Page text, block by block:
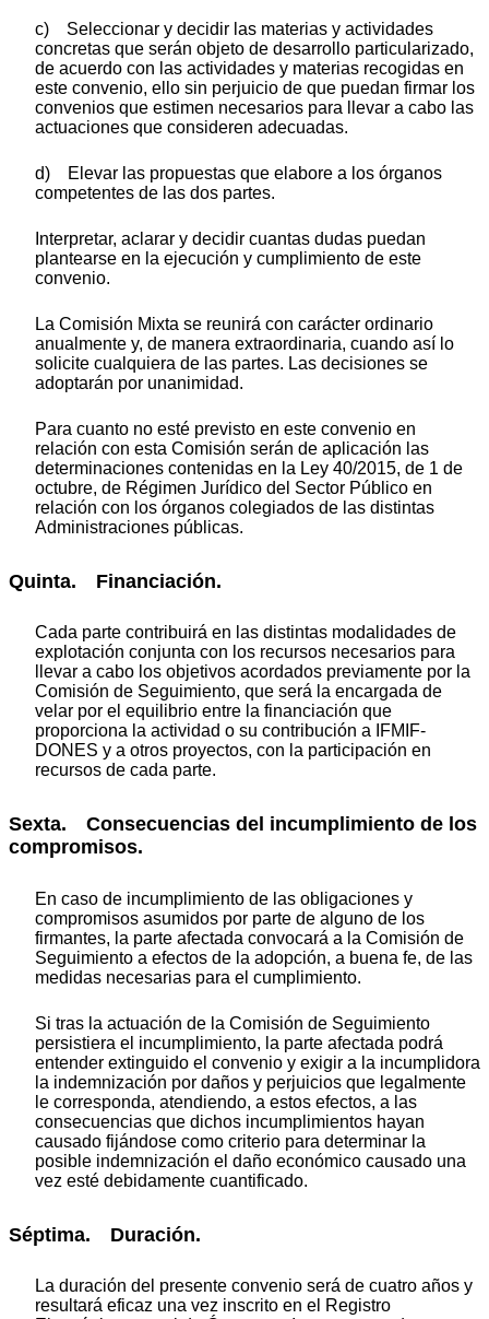
c) Seleccionar y decidir las materias y actividades
concretas que serán objeto de desarrollo particularizado,
de acuerdo con las actividades y materias recogidas en
este convenio, ello sin perjuicio de que puedan firmar los
convenios que estimen necesarios para llevar a cabo las
actuaciones que consideren adecuadas.
d) Elevar las propuestas que elabore a los órganos
competentes de las dos partes.
Interpretar, aclarar y decidir cuantas dudas puedan
plantearse en la ejecución y cumplimiento de este
convenio.
La Comisión Mixta se reunirá con carácter ordinario
anualmente y, de manera extraordinaria, cuando así lo
solicite cualquiera de las partes. Las decisiones se
adoptarán por unanimidad.
Para cuanto no esté previsto en este convenio en
relación con esta Comisión serán de aplicación las
determinaciones contenidas en la Ley 40/2015, de 1 de
octubre, de Régimen Jurídico del Sector Público en
relación con los órganos colegiados de las distintas
Administraciones públicas.
Quinta. Financiación.
Cada parte contribuirá en las distintas modalidades de
explotación conjunta con los recursos necesarios para
llevar a cabo los objetivos acordados previamente por la
Comisión de Seguimiento, que será la encargada de
velar por el equilibrio entre la financiación que
proporciona la actividad o su contribución a IFMIF-
DONES y a otros proyectos, con la participación en
recursos de cada parte.
Sexta. Consecuencias del incumplimiento de los
compromisos.
En caso de incumplimiento de las obligaciones y
compromisos asumidos por parte de alguno de los
firmantes, la parte afectada convocará a la Comisión de
Seguimiento a efectos de la adopción, a buena fe, de las
medidas necesarias para el cumplimiento.
Si tras la actuación de la Comisión de Seguimiento
persistiera el incumplimiento, la parte afectada podrá
entender extinguido el convenio y exigir a la incumplidora
la indemnización por daños y perjuicios que legalmente
le corresponda, atendiendo, a estos efectos, a las
consecuencias que dichos incumplimientos hayan
causado fijándose como criterio para determinar la
posible indemnización el daño económico causado una
vez esté debidamente cuantificado.
Séptima. Duración.
La duración del presente convenio será de cuatro años y
resultará eficaz una vez inscrito en el Registro